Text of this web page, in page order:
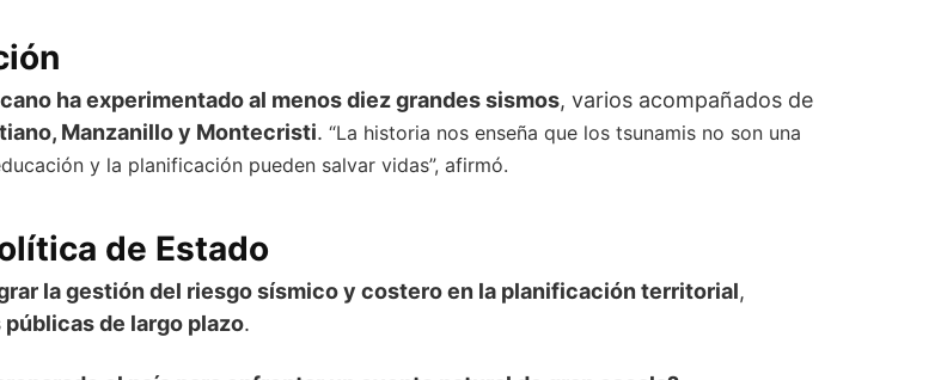
ha experimentado al menos diez grandes sismos, varios acompañados de
Manzanillo y Montecristi. “La historia nos enseña que los tsunamis no son una
y la planificación pueden salvar vidas”, afirmó.
de Estado
la gestión del riesgo sísmico y costero en la planificación territorial,
de largo plazo.